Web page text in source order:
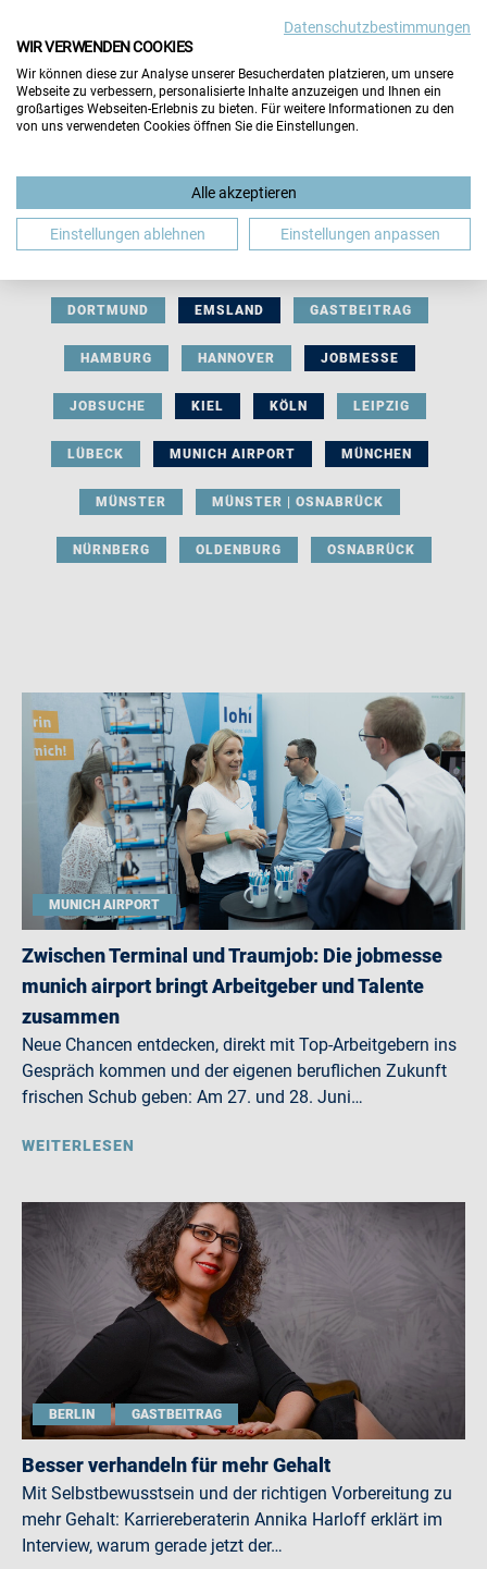
BERUFLICHE ORIENTIERUNG BEWERBUNG
DORTMUND EMSLAND GASTBEITRAG
HAMBURG HANNOVER JOBMESSE
JOBSUCHE KIEL KÖLN LEIPZIG
LÜBECK MUNICH AIRPORT MÜNCHEN
MÜNSTER MÜNSTER | OSNABRÜCK
NÜRNBERG OLDENBURG OSNABRÜCK
MUNICH AIRPORT
Zwischen Terminal und Traumjob: Die jobmesse
munich airport bringt Arbeitgeber und Talente
zusammen
Neue Chancen entdecken, direkt mit Top-Arbeitgebern ins
Gespräch kommen und der eigenen beruflichen Zukunft
frischen Schub geben: Am 27. und 28. Juni…
WEITERLESEN
BERLIN GASTBEITRAG
Besser verhandeln für mehr Gehalt
Mit Selbstbewusstsein und der richtigen Vorbereitung zu
mehr Gehalt: Karriereberaterin Annika Harloff erklärt im
Interview, warum gerade jetzt der…
Datenschutzbestimmungen
WIR VERWENDEN COOKIES
Wir können diese zur Analyse unserer Besucherdaten platzieren, um unsere
Webseite zu verbessern, personalisierte Inhalte anzuzeigen und Ihnen ein
großartiges Webseiten-Erlebnis zu bieten. Für weitere Informationen zu den
von uns verwendeten Cookies öffnen Sie die Einstellungen.
Alle akzeptieren
Einstellungen ablehnen Einstellungen anpassen